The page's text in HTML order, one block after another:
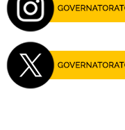
WSIS Forum…
della Santa Sede e la
in questo momento di